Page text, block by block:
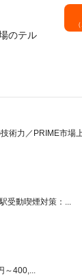
のテル
術力／PRIME市場
受動喫煙対策：...
400,...